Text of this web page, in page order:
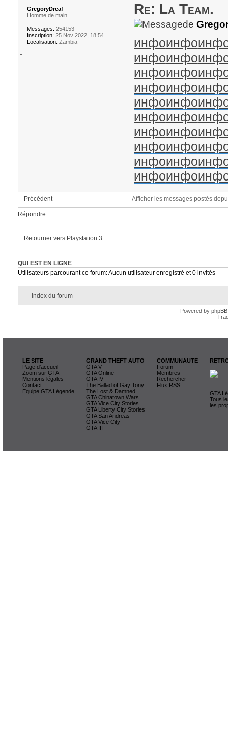
Re: La Team.
de
инфоинфо
инфоинфо
инфоинфо
инфоинфо
инфоинфо
инфоинфо
инфоинфо
инфоинфо
инфоинфо
инфоинфо
GregoryDreaf
Homme de main
Messages: 254153
Inscription: 25 Nov 2022, 18:54
Localisation: Zambia
Précédent Afficher les messages postés
Répondre
Retourner vers Playstation 3
QUI EST EN LIGNE
Utilisateurs parcourant ce forum: Aucun utilisateur enregistré et 0 invités
Index du forum
Powered by phpBB
LE SITE
Page d'accueil
Zoom sur GTA
Mentions légales
Contact
Equipe GTA Légende
GRAND THEFT AUTO
GTA V
GTA Online
GTA IV
The Ballad of Gay Tony
The Lost & Damned
GTA Chinatown Wars
GTA Vice City Stories
GTA Liberty City Stories
GTA San Andreas
GTA Vice City
GTA III
COMMUNAUTE
Forum
Membres
Rechercher
Flux RSS
GTA
Tous
les